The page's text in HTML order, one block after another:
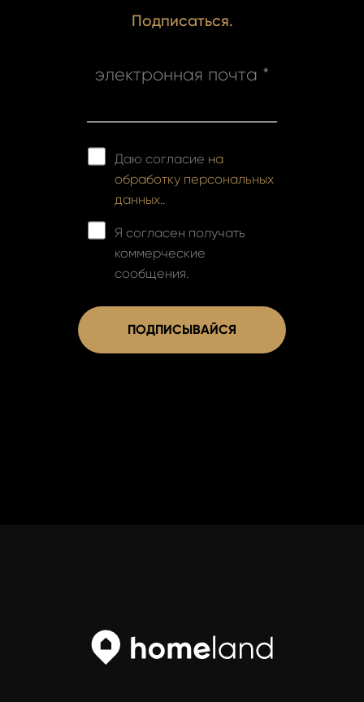
Подписаться.
электронная почта *
Даю согласие на
обработку персональных
данных..
Я согласен получать
коммерческие
сообщения.
ПОДПИСЫВАЙСЯ